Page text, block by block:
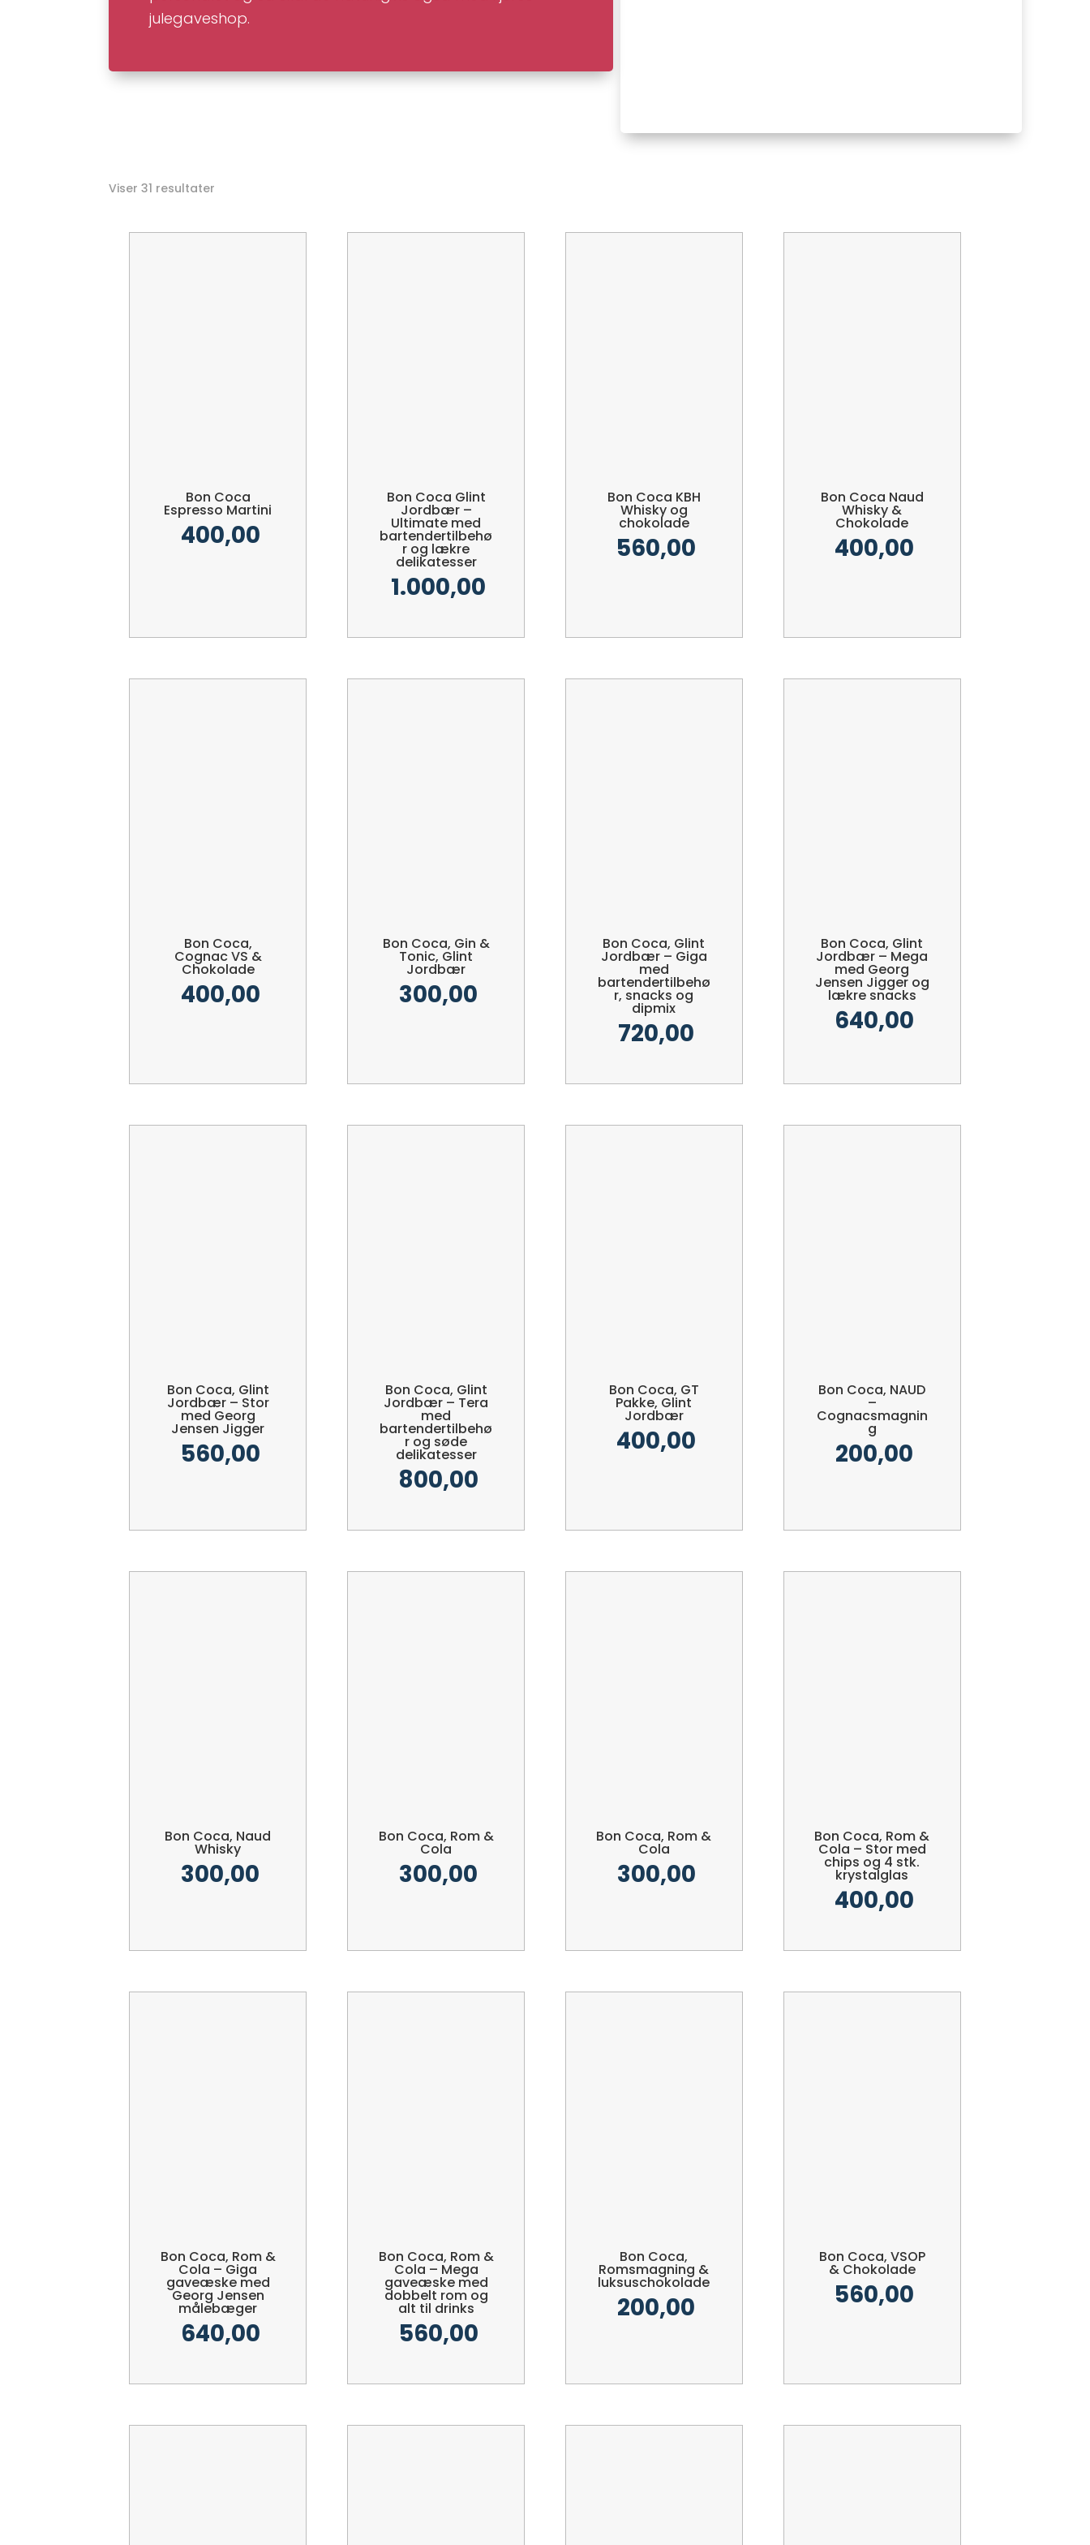
julegaveshop.
Viser 31 resultater
Bon Coca
Espresso Martini
400,00
Bon Coca Glint
Jordbær –
Ultimate med
bartendertilbehø
r og lækre
delikatesser
1.000,00
Bon Coca KBH
Whisky og
chokolade
560,00
Bon Coca Naud
Whisky &
Chokolade
400,00
Bon Coca,
Cognac VS &
Chokolade
400,00
Bon Coca, Gin &
Tonic, Glint
Jordbær
300,00
Bon Coca, Glint
Jordbær – Giga
med
bartendertilbehø
r, snacks og
dipmix
720,00
Bon Coca, Glint
Jordbær – Mega
med Georg
Jensen Jigger og
lækre snacks
640,00
Bon Coca, Glint
Jordbær – Stor
med Georg
Jensen Jigger
560,00
Bon Coca, Glint
Jordbær – Tera
med
bartendertilbehø
r og søde
delikatesser
800,00
Bon Coca, GT
Pakke, Glint
Jordbær
400,00
Bon Coca, NAUD
–
Cognacsmagnin
g
200,00
Bon Coca, Naud
Whisky
300,00
Bon Coca, Rom &
Cola
300,00
Bon Coca, Rom &
Cola
300,00
Bon Coca, Rom &
Cola – Stor med
chips og 4 stk.
krystalglas
400,00
Bon Coca, Rom &
Cola – Giga
gaveæske med
Georg Jensen
målebæger
640,00
Bon Coca, Rom &
Cola – Mega
gaveæske med
dobbelt rom og
alt til drinks
560,00
Bon Coca,
Romsmagning &
luksuschokolade
200,00
Bon Coca, VSOP
& Chokolade
560,00